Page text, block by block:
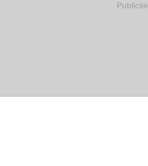
Publicité